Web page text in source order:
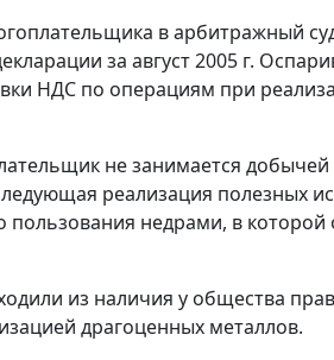
в арбитражный
за август 2005 г.
НДС по операциям при
не занимается
реализация полезных
недрами, в которой
из наличия у общества
драгоценных металлов.